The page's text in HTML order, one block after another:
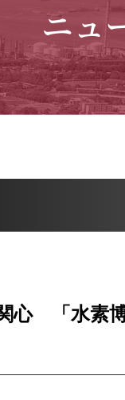
ニュ
心 「水素